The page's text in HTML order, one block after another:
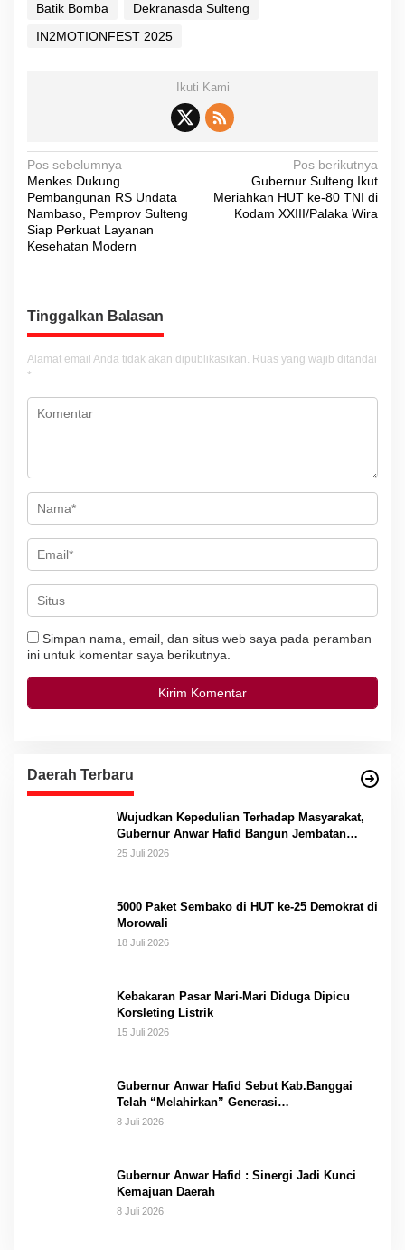
Batik Bomba
Dekranasda Sulteng
IN2MOTIONFEST 2025
Ikuti Kami
N
a
v
i
s
i
p
o
s
Pos sebelumnya
Menkes Dukung
Pembangunan RS Undata
Nambaso, Pemprov Sulteng
Siap Perkuat Layanan
Kesehatan Modern
Pos berikutnya
Gubernur Sulteng Ikut
Meriahkan HUT ke-80 TNI di
Kodam XXIII/Palaka Wira
Tinggalkan Balasan
Alamat email Anda tidak akan dipublikasikan. Ruas yang wajib ditandai
*
Simpan nama, email, dan situs web saya pada peramban
ini untuk komentar saya berikutnya.
Daerah Terbaru
Wujudkan Kepedulian Terhadap Masyarakat,
Gubernur Anwar Hafid Bangun Jembatan
Gantung Masungkang dengan Dana Pribadi
25 Juli 2026
5000 Paket Sembako di HUT ke-25 Demokrat di
Morowali
18 Juli 2026
Kebakaran Pasar Mari-Mari Diduga Dipicu
Korsleting Listrik
15 Juli 2026
Gubernur Anwar Hafid Sebut Kab.Banggai
Telah “Melahirkan” Generasi…
8 Juli 2026
Gubernur Anwar Hafid : Sinergi Jadi Kunci
Kemajuan Daerah
8 Juli 2026